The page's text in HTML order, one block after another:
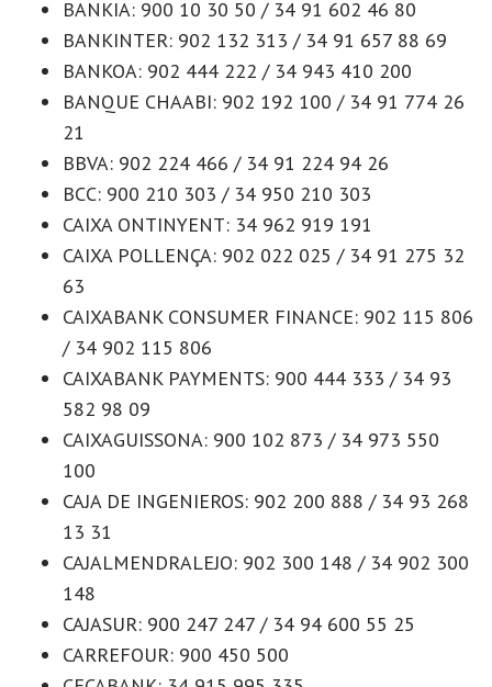
BANKIA: 900 10 30 50 / 34 91 602 46 80
BANKINTER: 902 132 313 / 34 91 657 88 69
BANKOA: 902 444 222 / 34 943 410 200
BANQUE CHAABI: 902 192 100 / 34 91 774 26
21
BBVA: 902 224 466 / 34 91 224 94 26
BCC: 900 210 303 / 34 950 210 303
CAIXA ONTINYENT: 34 962 919 191
CAIXA POLLENÇA: 902 022 025 / 34 91 275 32
63
CAIXABANK CONSUMER FINANCE: 902 115 806
/ 34 902 115 806
CAIXABANK PAYMENTS: 900 444 333 / 34 93
582 98 09
CAIXAGUISSONA: 900 102 873 / 34 973 550
100
CAJA DE INGENIEROS: 902 200 888 / 34 93 268
13 31
CAJALMENDRALEJO: 902 300 148 / 34 902 300
148
CAJASUR: 900 247 247 / 34 94 600 55 25
CARREFOUR: 900 450 500